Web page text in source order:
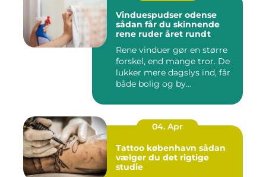
Vinduespudser odense
sådan får du skinnende
rene ruder året rundt
Rene vinduer gør en større
forskel, end mange tror. De
lukker mere dagslys ind, får
både bolig og by...
04. Apr
Tattoo københavn sådan
vælger du det rigtige
studie